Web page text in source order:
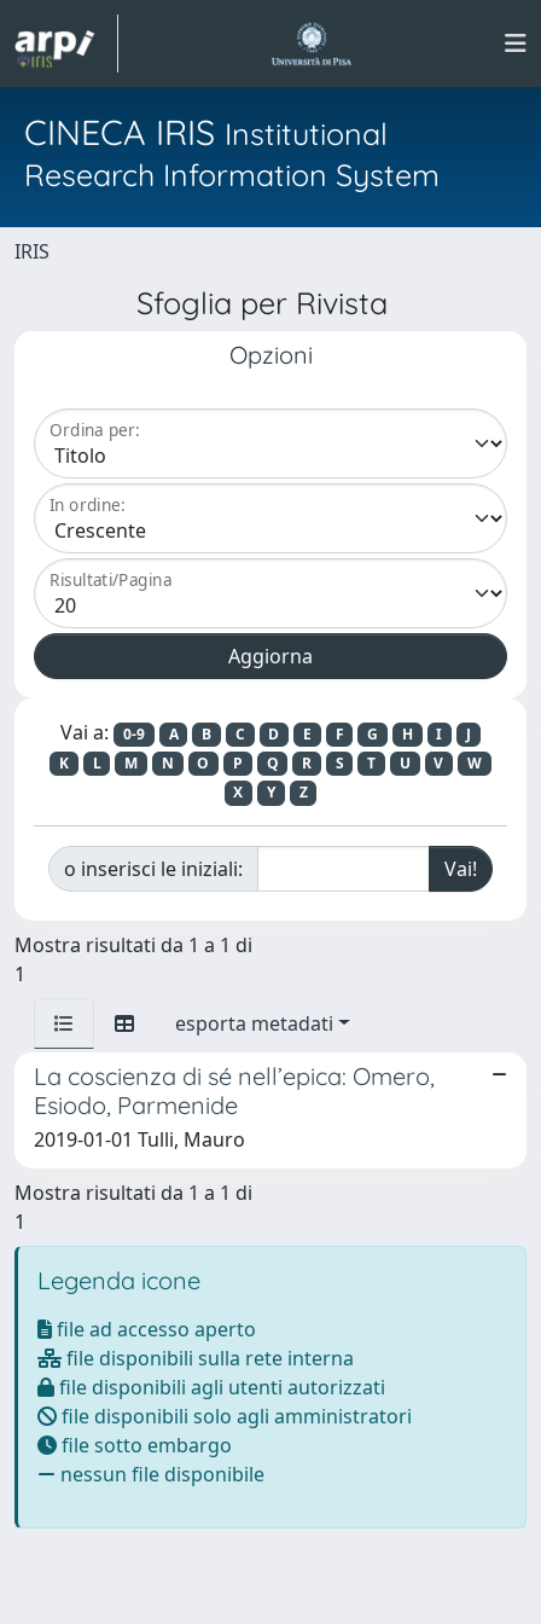
CINECA IRIS Institutional
Research Information System
IRIS
Sfoglia per Rivista
Opzioni
Ordina per:
In ordine:
Risultati/Pagina
Vai a: 0-9 A B C D E F G H I
J
K
L M N O P Q R S T U V
W
X
Y Z
o inserisci le iniziali:
Mostra risultati da 1 a 1 di
1
esporta metadati
La coscienza di sé nell’epica: Omero,
Esiodo, Parmenide
2019-01-01 Tulli, Mauro
Mostra risultati da 1 a 1 di
1
Legenda icone
file ad accesso aperto
file disponibili sulla rete interna
file disponibili agli utenti autorizzati
file disponibili solo agli amministratori
file sotto embargo
nessun file disponibile